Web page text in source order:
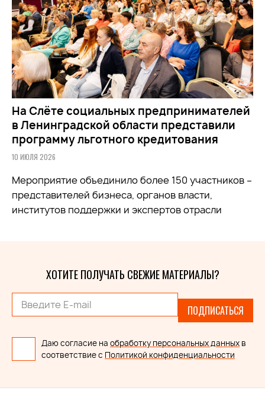
На Слёте социальных предпринимателей
в Ленинградской области представили
программу льготного кредитования
10 ИЮЛЯ 2026
Мероприятие объединило более 150 участников –
представителей бизнеса, органов власти,
институтов поддержки и экспертов отрасли
ХОТИТЕ ПОЛУЧАТЬ СВЕЖИЕ МАТЕРИАЛЫ?
ПОДПИСАТЬСЯ
Даю согласие на обработку персональных данных в
соответствие с Политикой конфиденциальности